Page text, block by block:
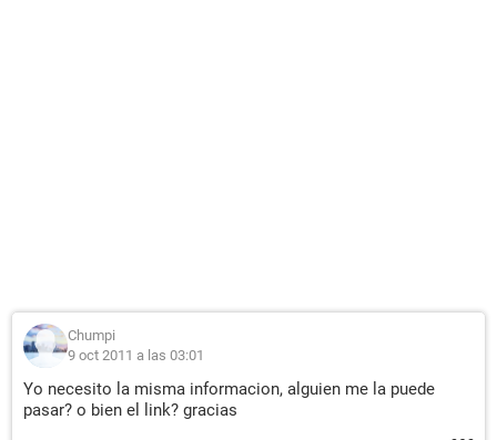
Chumpi
9 oct 2011 a las 03:01
Yo necesito la misma informacion, alguien me la puede
pasar? o bien el link? gracias